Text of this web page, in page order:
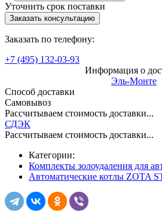
Уточнить срок поставки
Заказать консультацию
Заказать по телефону:
+7 (495) 132-03-93
Информация о
Эль-Монте
Способ доставки
Самовывоз
Рассчитываем стоимость доставки...
СДЭК
Рассчитываем стоимость доставки...
Категории:
Комплекты золоудаления для
Автоматические котлы ZOTA